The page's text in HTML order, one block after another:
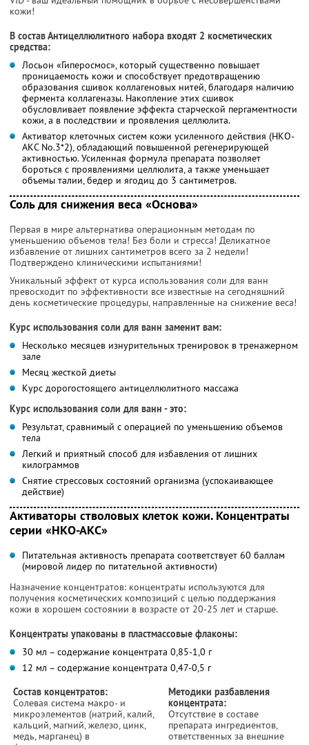
кожи!
В состав Антицеллюлитного набора входят 2 косметических
средства:
Лосьон «Гиперосмос», который существенно повышает
проницаемость кожи и способствует предотвращению
образования сшивок коллагеновых нитей, благодаря наличию
фермента коллагеназы. Накопление этих сшивок
обусловливает появление эффекта старческой пергаментности
кожи, а в последствии и проявления целлюлита.
Активатор клеточных систем кожи усиленного действия (НКО-
АКС No.3*2), обладающий повышенной регенерирующей
активностью. Усиленная формула препарата позволяет
бороться с проявлениями целлюлита, а также уменьшает
объемы талии, бедер и ягодиц до 3 сантиметров.
Соль для снижения веса «Основа»
Первая в мире альтернатива операционным методам по
уменьшению объемов тела! Без боли и стресса! Деликатное
избавление от лишних сантиметров всего за 2 недели!
Подтверждено клиническими испытаниями!
Уникальный эффект от курса использования соли для ванн
превосходит по эффективности все известные на сегодняшний
день косметические процедуры, направленные на снижение веса!
Курс использования соли для ванн заменит вам:
Несколько месяцев изнурительных тренировок в тренажерном
зале
Месяц жесткой диеты
Курс дорогостоящего антицеллюлитного массажа
Курс использования соли для ванн - это:
Результат, сравнимый с операцией по уменьшению объемов
тела
Легкий и приятный способ для избавления от лишних
килограммов
Снятие стрессовых состояний организма (успокаивающее
действие)
Активаторы стволовых клеток кожи. Концентраты
серии «НКО-АКС»
Питательная активность препарата соответствует 60 баллам
(мировой лидер по питательной активности)
Назначение концентратов: концентраты используются для
получения косметических композиций с целью поддержания
кожи в хорошем состоянии в возрасте от 20-25 лет и старше.
Концентраты упакованы в пластмассовые флаконы:
30 мл – содержание концентрата 0,85-1,0 г
12 мл – содержание концентрата 0,47-0,5 г
Состав концентратов:
Солевая система макро- и
микроэлементов (натрий, калий,
кальций, магний, железо, цинк,
медь, марганец) в
Методики разбавления
концентрата:
Отсутствие в составе
препарата ингредиентов,
ответственных за внешние